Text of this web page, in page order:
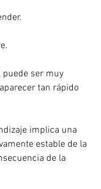
ser muy
tan rápido
implica una
estable de la
de la